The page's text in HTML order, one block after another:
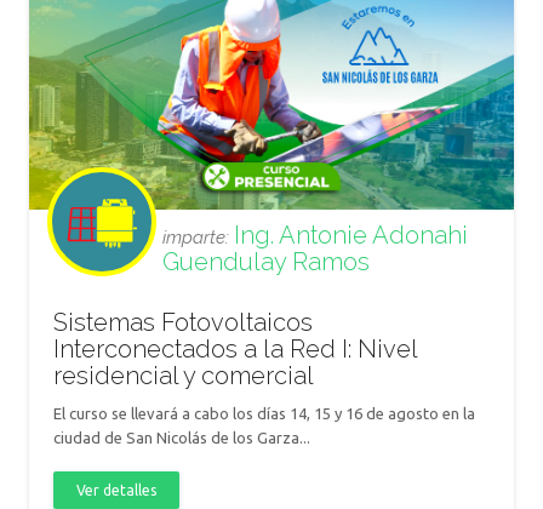
imparte: Ing. Antonie Adonahi
Guendulay Ramos
Sistemas Fotovoltaicos
Interconectados a la Red I: Nivel
residencial y comercial
El curso se llevará a cabo los días 14, 15 y 16 de agosto en la
ciudad de San Nicolás de los Garza...
Ver detalles